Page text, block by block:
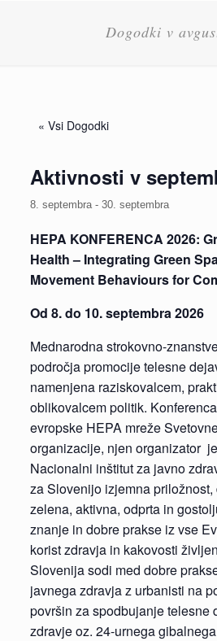
Dogodki v
« Vsi Dogodki
Aktivnosti v
8. septembra- 30. septembra
HEPA KONFERENCA 2026:
Health – Integrating Green
Movement Behaviours for
Od 8.do 10. septembra 2026
Mednarodna strokovno-
področja promocije telesne
namenjena raziskovalcem,
oblikovalcem politik.
evropske HEPA mreže
organizacije, njen organizator
Nacionalni inštitut za javno
za Slovenijo izjemna
zelena, aktivna, odprta in
znanje in dobre prakse iz vse
korist zdravja in kakovosti
Slovenija sodi med dobre
javnega zdravja z urbanisti na
površin za spodbujanje telesne
zdravje oz. 24-urnega